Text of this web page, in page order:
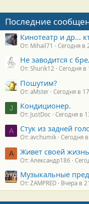
Последние
Кинотеатр и др...
От: Mihail71 Сегодня в
Не заводится с
От: Shurik12 Сегодня в
Пошутим?
От: aMster Сегодня в
J Кондиционер.
От: JustDoc Сегодня в
A Стук из задней
От: avchumik Сегодня
А Живет своей
От: Александр186
Музыкальные
От: ZAMPRED Вчера в